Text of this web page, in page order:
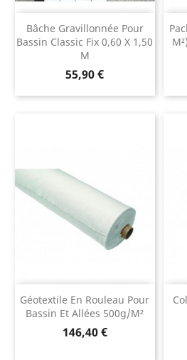
Bâche Gravillonnée Pour
Bassin Classic Fix 0,60 X 1,50
M
Prix
55,90 €
Géotextile En Rouleau Pour
Bassin Et Allées 500g/m²
Prix
146,40 €